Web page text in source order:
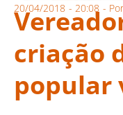
20/04/2018 - 20:08 -
criação
popular